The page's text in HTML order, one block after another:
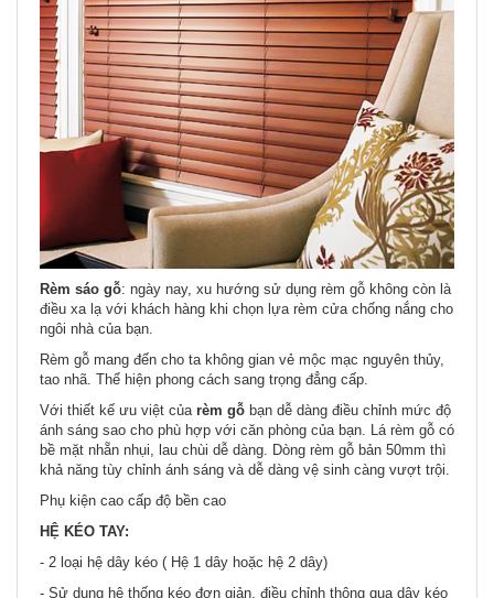
Rèm sáo gỗ: ngày nay, xu hướng sử dụng rèm gỗ không còn là
điều xa lạ với khách hàng khi chọn lựa rèm cửa chống nắng cho
ngôi nhà của bạn.
Rèm gỗ mang đến cho ta không gian vẻ mộc mạc nguyên thủy,
tao nhã. Thể hiện phong cách sang trọng đẳng cấp.
Với thiết kế ưu việt của rèm gỗ bạn dễ dàng điều chỉnh mức độ
ánh sáng sao cho phù hợp với căn phòng của bạn. Lá rèm gỗ có
bề mặt nhẵn nhụi, lau chùi dễ dàng. Dòng rèm gỗ bản 50mm thì
khả năng tùy chỉnh ánh sáng và dễ dàng vệ sinh càng vượt trội.
Phụ kiện cao cấp độ bền cao
HỆ KÉO TAY:
- 2 loại hệ dây kéo ( Hệ 1 dây hoặc hệ 2 dây)
- Sử dụng hệ thống kéo đơn giản, điều chỉnh thông qua dây kéo